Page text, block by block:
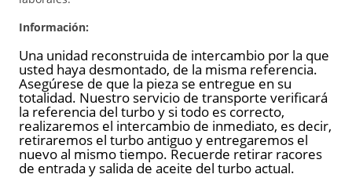
Información:
Una unidad reconstruida de intercambio por la que
usted haya desmontado, de la misma referencia.
Asegúrese de que la pieza se entregue en su
totalidad. Nuestro servicio de transporte verificará
la referencia del turbo y si todo es correcto,
realizaremos el intercambio de inmediato, es decir,
retiraremos el turbo antiguo y entregaremos el
nuevo al mismo tiempo. Recuerde retirar racores
de entrada y salida de aceite del turbo actual.